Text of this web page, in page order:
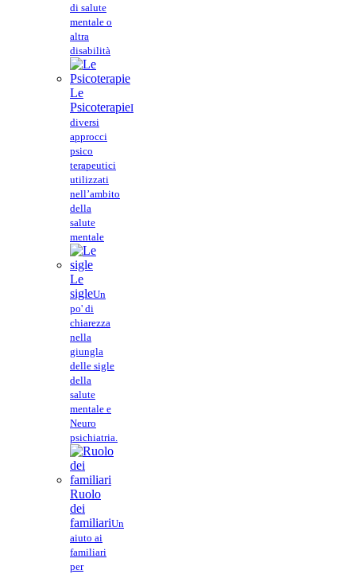
di salute
mentale o
altra
disabilità
Le
PsicoterapieI
diversi
approcci
psico
terapeutici
utilizzati
nell’ambito
della
salute
mentale
Le
sigleUn
po' di
chiarezza
nella
giungla
delle sigle
della
salute
mentale e
Neuro
psichiatria.
Ruolo
dei
familiariUn
aiuto ai
familiari
per